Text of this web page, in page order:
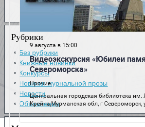
Рубрики
Без рубрики
Книжные новинки
Конкурсы
Новинки журнальной прозы
Новости
Объявления